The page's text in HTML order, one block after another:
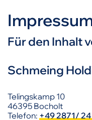
Für den Inhalt
Schmeing
Telingskamp 10
46395 Bocholt
Telefon: +49 2871/